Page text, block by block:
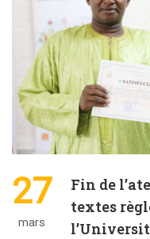
27
mars
Fin de
textes